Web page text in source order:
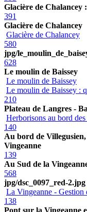
Glacière de Chalancey
391
Glacière de Chalancey
Glacière de Chalancey
580
jpg/
628
Le moulin de Baissey
Le moulin de Baissey
Le moulin de Baissey :
210
Plateau de Langres -
Herborisons au bord
140
Au bord de
Vingeanne
139
Au Sud de la
568
jpg/dsc_0097_red-2.jpg
La Vingeanne - Gestion
138
Pont sur la Vingeanne